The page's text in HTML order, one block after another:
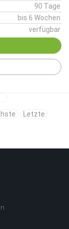
90 Tage
bis 6 Wochen
verfügbar
Letzte